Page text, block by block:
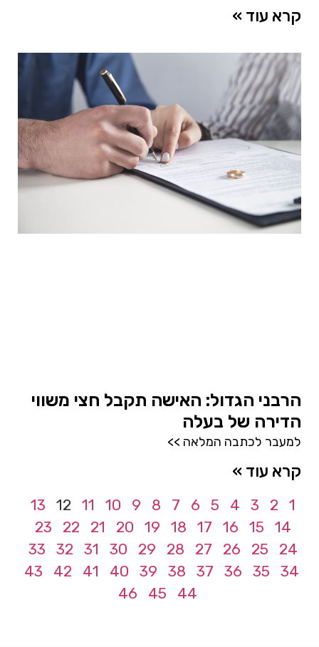
קרא עוד »
הרבני הגדול: האישה תקבל חצי משווי
הדירה של בעלה
למעבר לכתבה המלאה >>
קרא עוד »
1
2
3
4
5
6
7
8
9
10
11
12
13
14
15
16
17
18
19
20
21
22
23
24
25
26
27
28
29
30
31
32
33
34
35
36
37
38
39
40
41
42
43
44
45
46